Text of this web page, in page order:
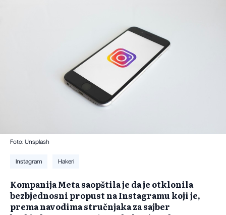
Foto: Unsplash
Instagram Hakeri
Kompanija Meta saopštila je da je otklonila
bezbjednosni propust na Instagramu koji je,
prema navodima stručnjaka za sajber